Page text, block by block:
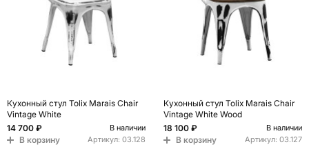
Кухонный стул Tolix Marais Chair
Vintage White
14 700 ₽
В наличии
В корзину Артикул: 03.128
Кухонный стул Tolix Marais Chair
Vintage White Wood
18 100 ₽
В наличии
В корзину Артикул: 03.127